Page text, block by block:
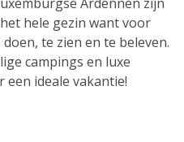
hele gezin want voor
te zien en te beleven.
campings en luxe
ideale vakantie!